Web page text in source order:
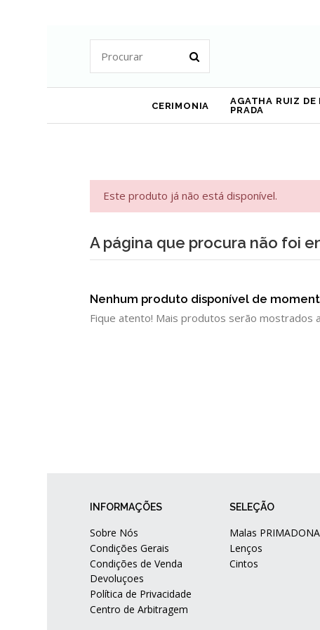
CERIMONIA
AGATHA RUIZ DE
PRADA
Este produto já não está disponível.
A página que procura não foi
Nenhum produto disponível de
Fique atento! Mais produtos serão mostrados
INFORMAÇÕES
Sobre Nós
Condições Gerais
Condições de Venda
Devoluçoes
Política de Privacidade
Centro de Arbitragem
SELEÇÃO
Malas PRIMADONA
Lenços
Cintos